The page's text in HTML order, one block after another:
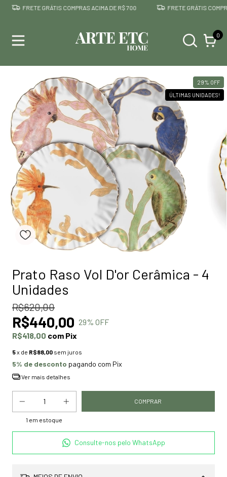
FRETE GRÁTIS COMPRAS ACIMA DE R$ 700 FRETE GRÁTIS
0
29% OFF
ÚLTIMAS UNIDADES!
Prato Raso Vol D'or Cerâmica - 4
Unidades
R$620,00
R$440,00 29% OFF
R$418,00 com Pix
5x de R$88,00 sem juros
5% de desconto pagando com Pix
Ver mais detalhes
1 em estoque
Consulte-nos pelo WhatsApp